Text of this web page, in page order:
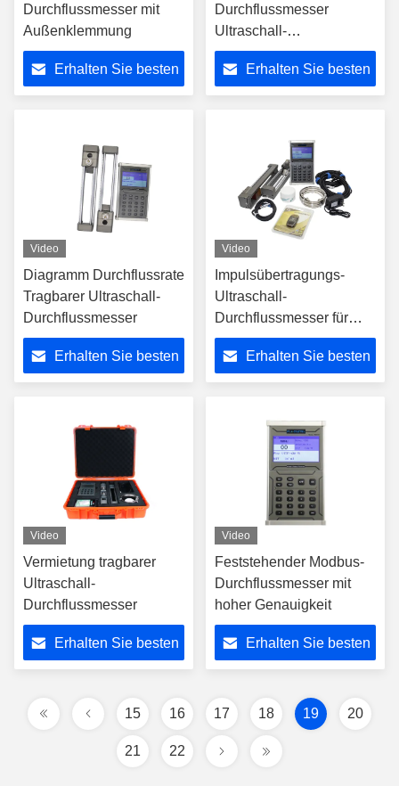
Durchflussmesser mit
Außenklemmung
Erhalten Sie besten
Durchflussmesser
Ultraschall-
Durchflussmesser
Erhalten Sie besten
Video
Diagramm Durchflussrate
Tragbarer Ultraschall-
Durchflussmesser
Erhalten Sie besten
Video
Impulsübertragungs-
Ultraschall-
Durchflussmesser für
chemische Ausrüstung
Erhalten Sie besten
Video
Vermietung tragbarer
Ultraschall-
Durchflussmesser
Erhalten Sie besten
Video
Feststehender Modbus-
Durchflussmesser mit
hoher Genauigkeit
Erhalten Sie besten
15 16 17 18 19 20
21 22